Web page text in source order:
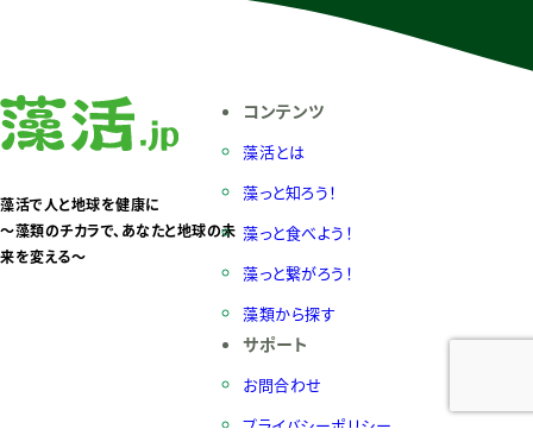
藻活で人と地球を健康に
〜藻類のチカラで、あなたと地球の未
来を変える〜
コンテンツ
藻活とは
藻っと知ろう！
藻っと食べよう！
藻っと繋がろう！
藻類から探す
サポート
お問合わせ
プライバシーポリシー